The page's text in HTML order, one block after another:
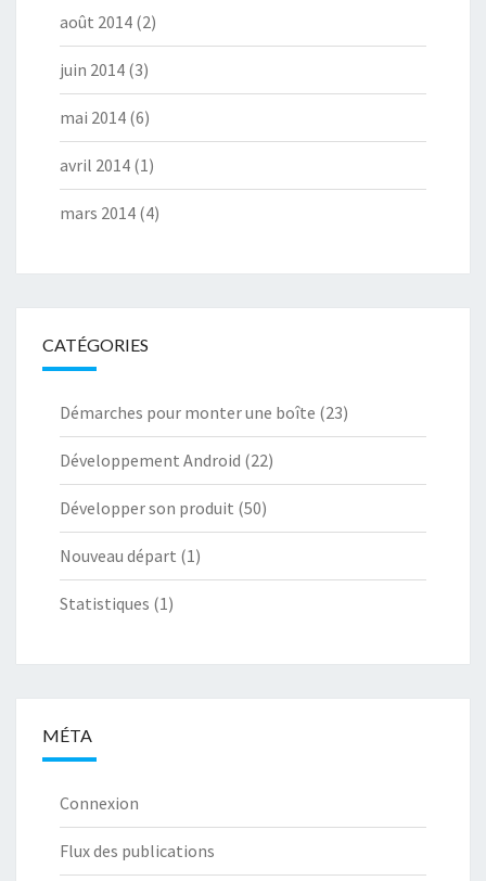
août 2014 (2)
juin 2014 (3)
mai 2014 (6)
avril 2014 (1)
mars 2014 (4)
CATÉGORIES
Démarches pour monter une boîte (23)
Développement Android (22)
Développer son produit (50)
Nouveau départ (1)
Statistiques (1)
MÉTA
Connexion
Flux des publications